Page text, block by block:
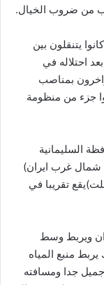
من ضروب الخيال.
يتنقلون بين
احتلاله في
واخرون بمناصب
جزء من منظومة
السليمانية
غرب ايران)
تقريبا في
ويربط وسط
منبع المياه
جدا ومسافته